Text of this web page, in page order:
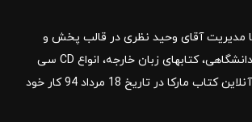
سال 1383 کار خود را با مدیریت آقای وحید نظری در قالب پخش و
توزیع کتب درسی و کمک آموزشی، کتب دانشگاهی، کتابهای زبان خارجه، انواع CD سی
دی و DVD دی وی دی شروع کرد.فروشگاه آنلاین کتاب مارکا در تاریخ 18 مرداد 94 کار خود